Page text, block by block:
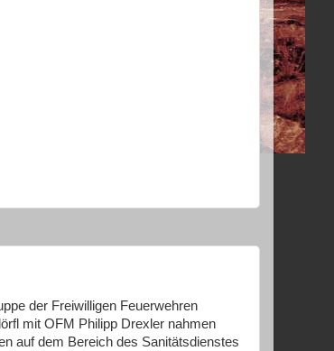
der Freiwilligen Feuerwehren
mit OFM Philipp Drexler nahmen
auf dem Bereich des Sanitätsdienstes